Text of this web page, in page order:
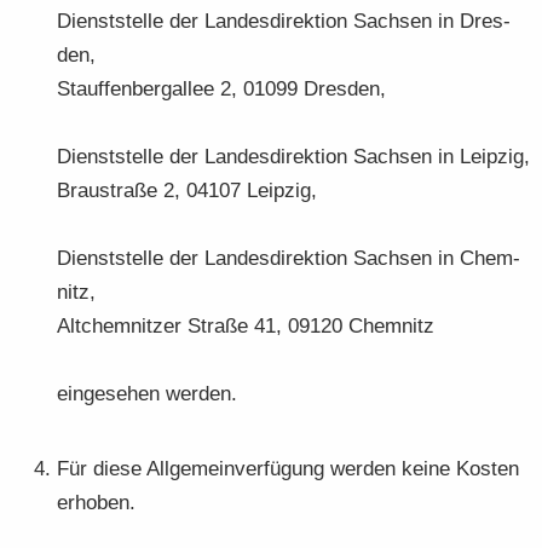
Dienst­stel­le der Lan­des­di­rek­ti­on Sach­sen in Dres­
den,
Stauf­fen­berg­al­lee 2, 01099 Dres­den,
Dienst­stel­le der Lan­des­di­rek­ti­on Sach­sen in Leip­zig,
Brau­stra­ße 2, 04107 Leip­zig,
Dienst­stel­le der Lan­des­di­rek­ti­on Sach­sen in Chem­
nitz,
Alt­chem­nit­zer Stra­ße 41, 09120 Chem­nitz
ein­ge­se­hen wer­den.
Für diese All­ge­mein­ver­fü­gung wer­den keine Kos­ten
er­ho­ben.